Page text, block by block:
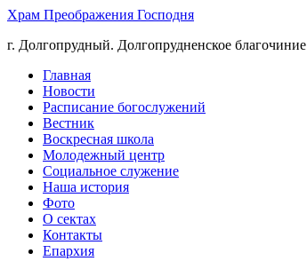
Храм Преображения Господня
г. Долгопрудный. Долгопрудненское благочиние
Главная
Новости
Расписание богослужений
Вестник
Воскресная школа
Молодежный центр
Социальное служение
Наша история
Фото
О сектах
Контакты
Епархия